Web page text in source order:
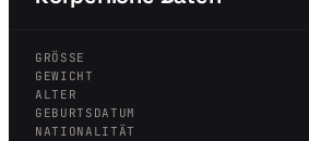
GRÖSSE
GEWICHT
ALTER
GEBURTSDATUM
NATIONALITÄT